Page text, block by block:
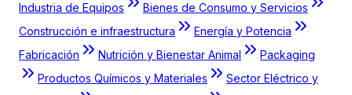
Industria de Equipos
Bienes de Consumo y Servicios
Construcción e infraestructura
Energía y Potencia
Fabricación
Nutrición y Bienestar Animal
Packaging
Productos Químicos y Materiales
Sector Eléctrico y